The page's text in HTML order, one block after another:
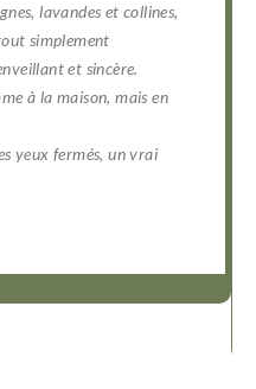
lavandes et collines,
simplement
et sincère.
à la maison, mais en
yeux fermés, un vrai